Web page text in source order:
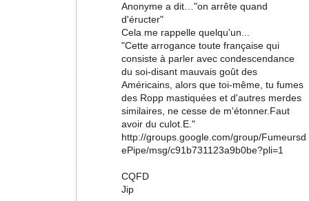
Anonyme a dit…"on arrête quand
d'éructer"
Cela me rappelle quelqu'un...
"Cette arrogance toute française qui
consiste à parler avec condescendance
du soi-disant mauvais goût des
Américains, alors que toi-même, tu fumes
des Ropp mastiquées et d'autres merdes
similaires, ne cesse de m'étonner.Faut
avoir du culot.E."
http://groups.google.com/group/Fumeursd
ePipe/msg/c91b731123a9b0be?pli=1
CQFD
Jip